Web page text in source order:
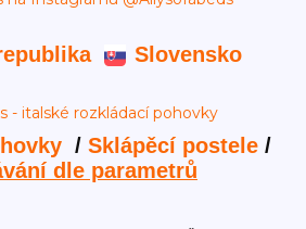
Slovensko
/ Sklápěcí postele/
dle parametrů